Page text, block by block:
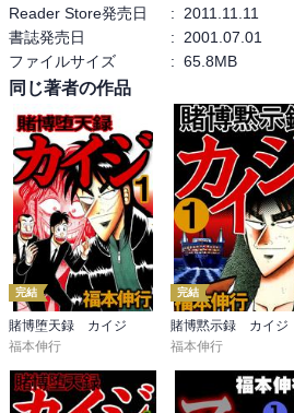
Reader Store発売日
:
2011.11.11
書誌発売日
:
2001.07.01
ファイルサイズ
: 65.8MB
同じ著者の作品
完結
賭博堕天録 カイジ
福本伸行
完結
賭博黙示録 カイジ
福本伸行